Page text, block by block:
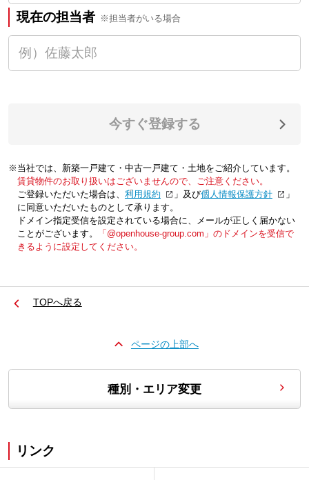
現在の担当者 ※担当者がいる場合
今すぐ登録する
※当社では、新築一戸建て・中古一戸建て・土地をご紹介しています。
賃貸物件のお取り扱いはございませんので、ご注意ください。
ご登録いただいた場合は、「利用規約 」及び「個人情報保護方針
」
に同意いただいたものとして承ります。
ドメイン指定受信を設定されている場合に、メールが正しく届かない
ことがございます。
「@openhouse-group.com」のドメインを受信で
きるように設定してください。
TOPへ戻る
ページの上部へ
種別・エリア変更
リンク